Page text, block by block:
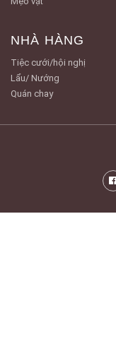
NHÀ HÀNG
Tiệc cưới/hội nghị
Lẩu/ Nướng
Quán chay